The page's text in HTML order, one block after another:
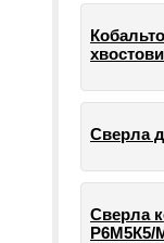
Сверла
Сверла
Р6М5К5/